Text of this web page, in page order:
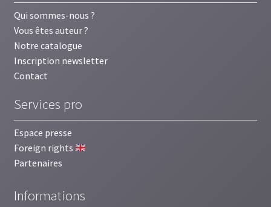
Qui sommes-nous ?
Vous êtes auteur ?
Notre catalogue
Inscription newsletter
Contact
Services pro
Espace presse
Foreign rights
Partenaires
Informations